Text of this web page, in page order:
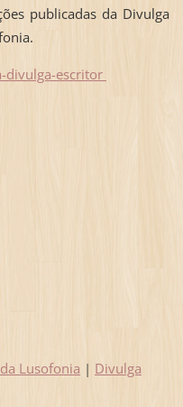
publicadas da Divulga
escritor
Lusofonia | Divulga